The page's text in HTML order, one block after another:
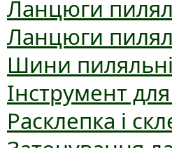
Ланцюги
Ланцюги
Шини пиляльні
Інструмент
Расклепка і